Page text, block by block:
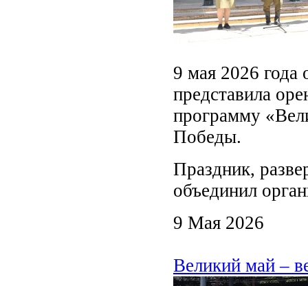
9 мая 2026 года
представила
программу
Победы.
Праздник,
объединил
9 Мая 2026
Великий май –